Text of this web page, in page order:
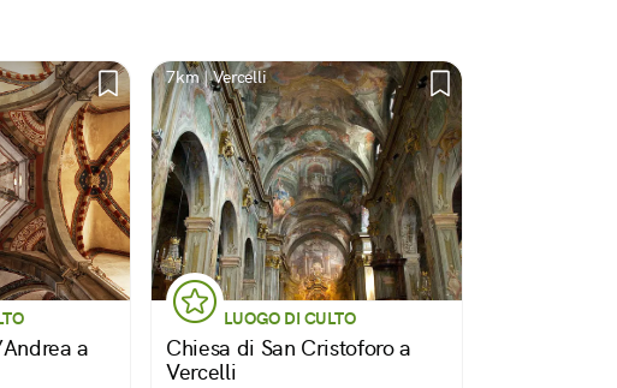
a
7km | Vercelli
LUOGO DI CULTO
Chiesa di San Cristoforo a
Vercelli